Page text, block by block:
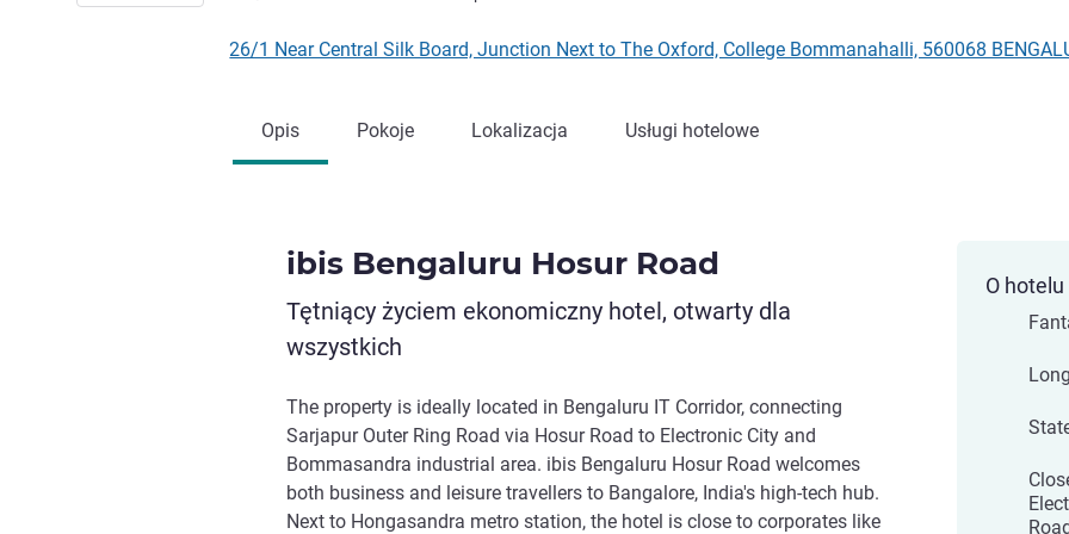
26/1 Near Central Silk Board, Junction Next to The Oxford, College Bommanahalli, 560068
Opis Pokoje Lokalizacja Usługi hotelowe
ibis Bengaluru Hosur Road
Tętniący życiem ekonomiczny hotel, otwarty dla
wszystkich
The property is ideally located in Bengaluru IT Corridor, connecting
Sarjapur Outer Ring Road via Hosur Road to Electronic City and
Bommasandra industrial area. ibis Bengaluru Hosur Road welcomes
both business and leisure travellers to Bangalore, India's high-tech hub.
Next to Hongasandra metro station, the hotel is close to corporates like
O hotelu